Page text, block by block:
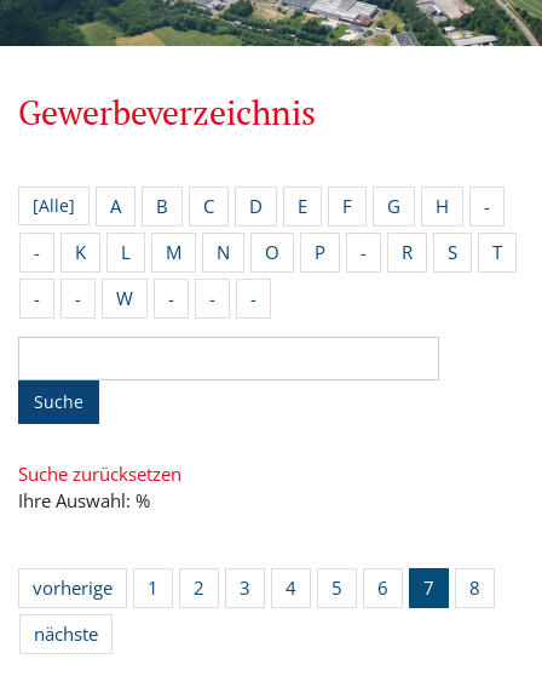
Gewerbeverzeichnis
[Alle] A B C D E F G H
-
-
K L M N O P - R S
T
-
- W - - -
Suche
Suche zurücksetzen
Ihre Auswahl: %
vorherige 1 2 3 4 5 6 7
8
nächste